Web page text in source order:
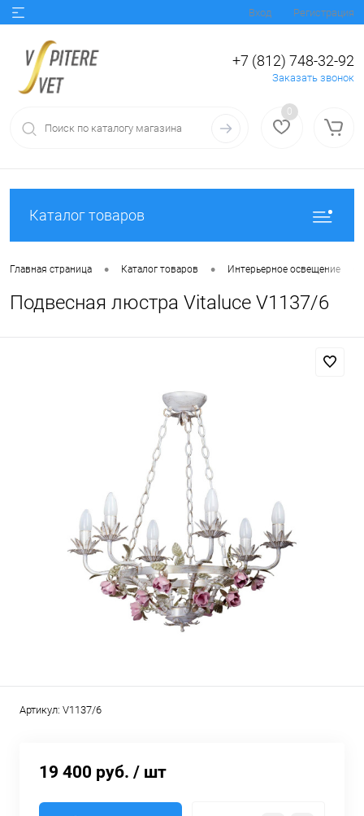
Вход Регистрация
+7 (812) 748-32-92
Заказать звонок
0
Каталог товаров
Главная страница • Каталог товаров • Интерьерное освещение
Подвесная люстра Vitaluce V1137/6
Артикул: V1137/6
19 400 руб. / шт